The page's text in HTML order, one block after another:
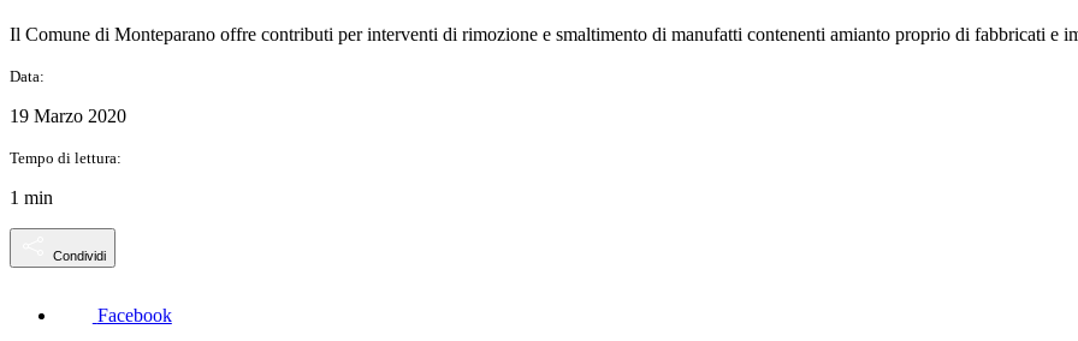
Il Comune di Monteparano offre contributi per interventi di rimozione e smaltimento di manufatti contenenti amianto proprio di fabbricati e
Data:
19 Marzo 2020
Tempo di lettura:
1 min
Condividi
Facebook